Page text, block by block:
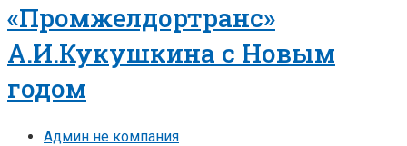
«Промжелдортранс»
А.И.Кукушкина с Новым
годом
Админ не компания